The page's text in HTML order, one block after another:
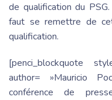
de qualification du
faut se remettre de
qualification.
[penci_blockquote
author= »Mauricio
conférence de